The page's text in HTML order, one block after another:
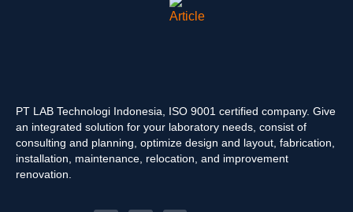
PT LAB Technologi Indonesia, ISO 9001 certified company. Give
an integrated solution for your laboratory needs, consist of
consulting and planning, optimize design and layout, fabrication,
installation, maintenance, relocation, and improvement
renovation.